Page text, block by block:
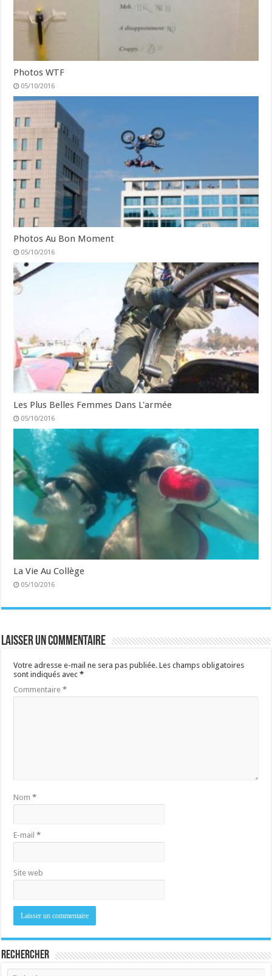
Photos WTF
05/10/2016
Photos Au Bon Moment
05/10/2016
Les Plus Belles Femmes Dans L'armée
05/10/2016
La Vie Au Collège
05/10/2016
Laisser un commentaire
Votre adresse e-mail ne sera pas publiée. Les champs obligatoires
sont indiqués avec*
Commentaire*
Nom*
E-mail*
Site web
Rechercher